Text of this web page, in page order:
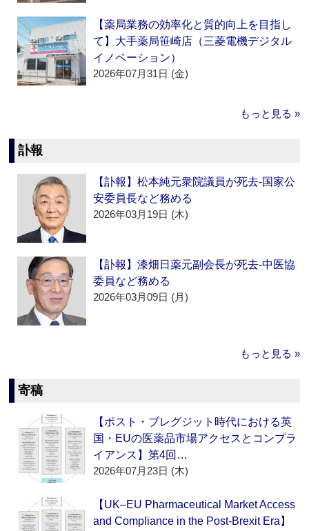
【薬局業務の効率化と質的向上を目指し
て】大手薬局笹崎店（三菱電機デジタル
イノベーション）
2026年07月31日 (金)
もっと見る »
訃報
【訃報】松本純元衆院議員が死去‐国家公
安委員長など務める
2026年03月19日 (木)
【訃報】漆畑日薬元副会長が死去‐中医協
委員など務める
2026年03月09日 (月)
もっと見る »
寄稿
【ポスト・ブレグジット時代における英
国・EUの医薬品市場アクセスとコンプラ
イアンス】第4回…
2026年07月23日 (木)
【UK–EU Pharmaceutical Market Access
and Compliance in the Post-Brexit Era】